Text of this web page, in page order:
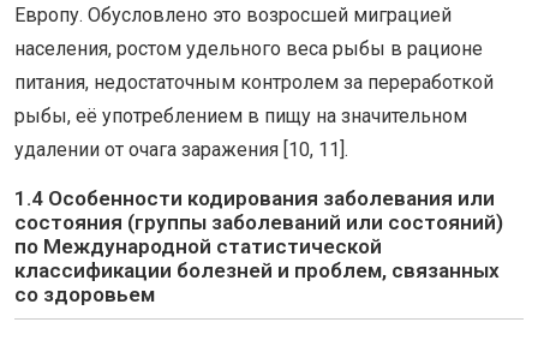
Европу. Обусловлено это возросшей миграцией
населения, ростом удельного веса рыбы в рационе
питания, недостаточным контролем за переработкой
рыбы, её употреблением в пищу на значительном
удалении от очага заражения [10, 11].
1.4 Особенности кодирования заболевания или
состояния (группы заболеваний или состояний)
по Международной статистической
классификации болезней и проблем, связанных
со здоровьем